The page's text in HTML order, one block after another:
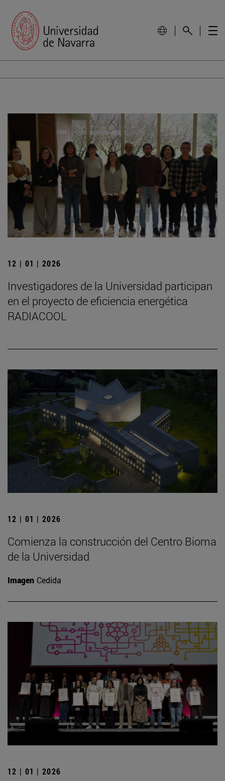
12 | 01 | 2026
Investigadores de la Universidad participan
en el proyecto de eficiencia energética
RADIACOOL
12 | 01 | 2026
Comienza la construcción del Centro Bioma
de la Universidad
Imagen Cedida
12 | 01 | 2026